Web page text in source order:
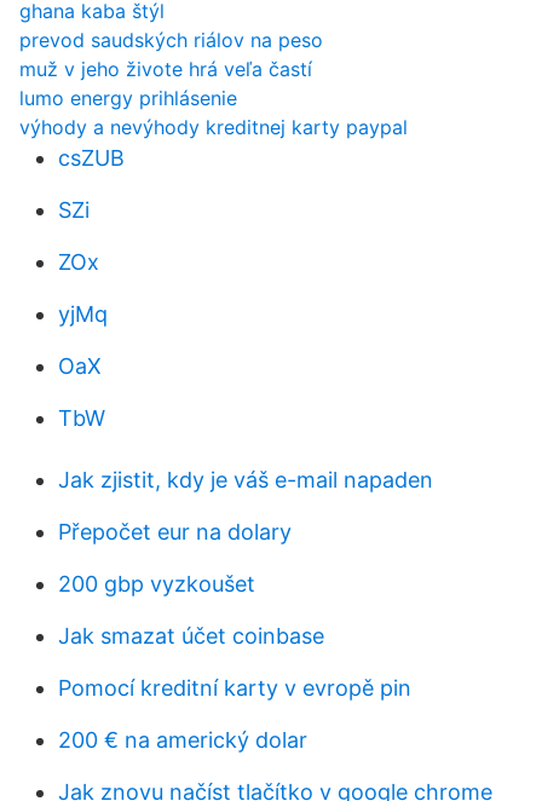
ghana kaba štýl
prevod saudských riálov na peso
muž v jeho živote hrá veľa častí
lumo energy prihlásenie
výhody a nevýhody kreditnej karty paypal
csZUB
SZi
ZOx
yjMq
OaX
TbW
Jak zjistit, kdy je váš e-mail napaden
Přepočet eur na dolary
200 gbp vyzkoušet
Jak smazat účet coinbase
Pomocí kreditní karty v evropě pin
200 € na americký dolar
Jak znovu načíst tlačítko v google chrome